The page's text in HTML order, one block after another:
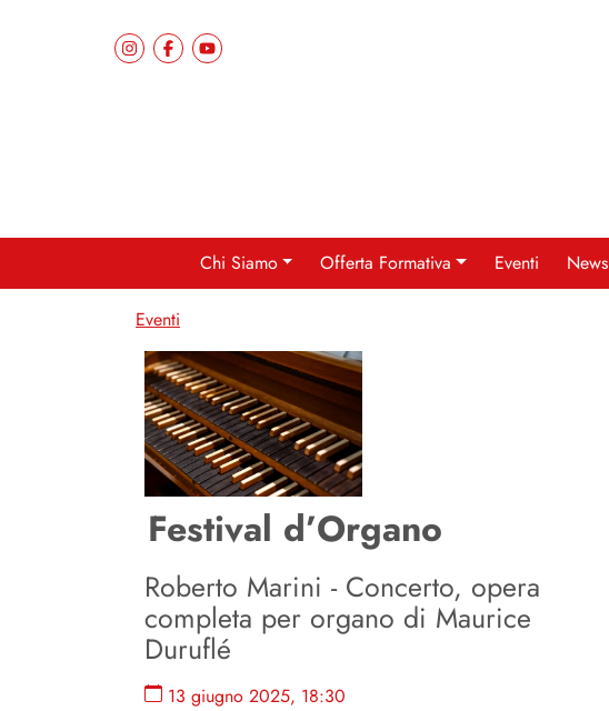
Chi Siamo Offerta Formativa Eventi News
Eventi
Festival d’Organo
Roberto Marini - Concerto, opera
completa per organo di Maurice
Duruflé
13 giugno 2025, 18:30